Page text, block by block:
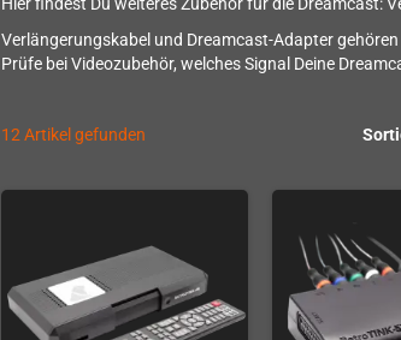
Hier findest Du weiteres Zubehör für die Dreamcast:
Verlängerungskabel und Dreamcast-Adapter
Prüfe bei Videozubehör, welches Signal Deine
12 Artikel gefunden